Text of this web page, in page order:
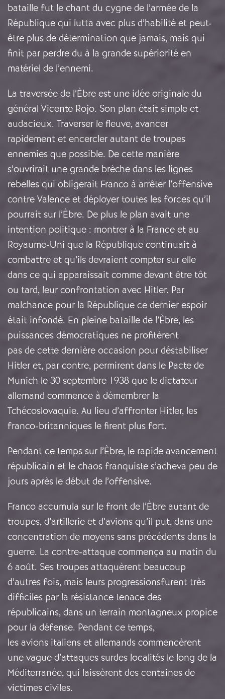
bataille fut le chant du cygne de l’armée de la
République qui lutta avec plus d’habilité et peut-
être plus de détermination que jamais, mais qui
finit par perdre du à la grande supériorité en
matériel de l’ennemi.
La traversée de l’Èbre est une idée originale du
général Vicente Rojo. Son plan était simple et
audacieux. Traverser le fleuve, avancer
rapidement et encercler autant de troupes
ennemies que possible. De cette manière
s’ouvrirait une grande brèche dans les lignes
rebelles qui obligerait Franco à arrêter l’offensive
contre Valence et déployer toutes les forces qu’il
pourrait sur l’Èbre. De plus le plan avait une
intention politique : montrer à la France et au
Royaume-Uni que la République continuait à
combattre et qu’ils devraient compter sur elle
dans ce qui apparaissait comme devant être tôt
ou tard, leur confrontation avec Hitler. Par
malchance pour la République ce dernier espoir
était infondé. En pleine bataille de l’Èbre, les
puissances démocratiques ne profitèrent
pas de cette dernière occasion pour déstabiliser
Hitler et, par contre, permirent dans le Pacte de
Munich le 30 septembre 1938 que le dictateur
allemand commence à démembrer la
Tchécoslovaquie. Au lieu d’affronter Hitler, les
franco-britanniques le firent plus fort.
Pendant ce temps sur l’Èbre, le rapide avancement
républicain et le chaos franquiste s’acheva peu de
jours après le début de l’offensive.
Franco accumula sur le front de l’Èbre autant de
troupes, d’artillerie et d’avions qu’il put, dans une
concentration de moyens sans précédents dans la
guerre. La contre-attaque commença au matin du
6 août. Ses troupes attaquèrent beaucoup
d’autres fois, mais leurs progressionsfurent très
difficiles par la résistance tenace des
républicains, dans un terrain montagneux propice
pour la défense. Pendant ce temps,
les avions italiens et allemands commencèrent
une vague d’attaques surdes localités le long de la
Méditerranée, qui laissèrent des centaines de
victimes civiles.